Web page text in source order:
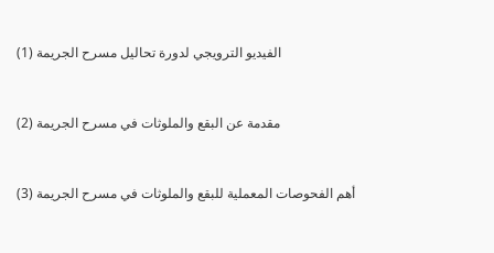
(1) الفيديو الترويجي لدورة تحاليل مسرح الجريمة
(2) مقدمة عن البقع والملوثات في مسرح الجريمة
(3) أهم الفحوصات المعملية للبقع والملوثات في مسرح الجريمة